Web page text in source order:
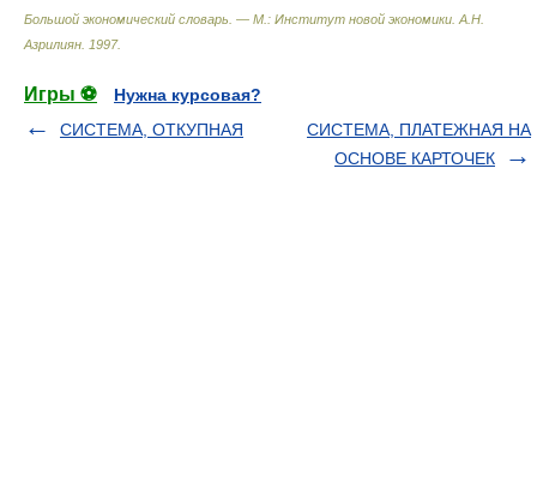
Большой экономический словарь. — М.: Институт новой экономики А.Н.
Азрилиян 1997.
Игры ⚽
Нужна курсовая?
СИСТЕМА, ОТКУПНАЯ
СИСТЕМА, ПЛАТЕЖНАЯ НА
ОСНОВЕ КАРТОЧЕК